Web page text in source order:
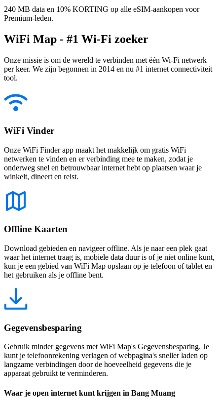
240 MB data en 10% KORTING op alle eSIM-aankopen voor
Premium-leden.
WiFi Map - #1 Wi-Fi zoeker
Onze missie is om de wereld te verbinden met één Wi-Fi netwerk
per keer. We zijn begonnen in 2014 en nu #1 internet connectiviteit
tool.
WiFi Vinder
Onze WiFi Finder app maakt het makkelijk om gratis WiFi
netwerken te vinden en er verbinding mee te maken, zodat je
onderweg snel en betrouwbaar internet hebt op plaatsen waar je
winkelt, dineert en reist.
Offline Kaarten
Download gebieden en navigeer offline. Als je naar een plek gaat
waar het internet traag is, mobiele data duur is of je niet online kunt,
kun je een gebied van WiFi Map opslaan op je telefoon of tablet en
het gebruiken als je offline bent.
Gegevensbesparing
Gebruik minder gegevens met WiFi Map's Gegevensbesparing. Je
kunt je telefoonrekening verlagen of webpagina's sneller laden op
langzame verbindingen door de hoeveelheid gegevens die je
apparaat gebruikt te verminderen.
Waar je open internet kunt krijgen in Bang Muang